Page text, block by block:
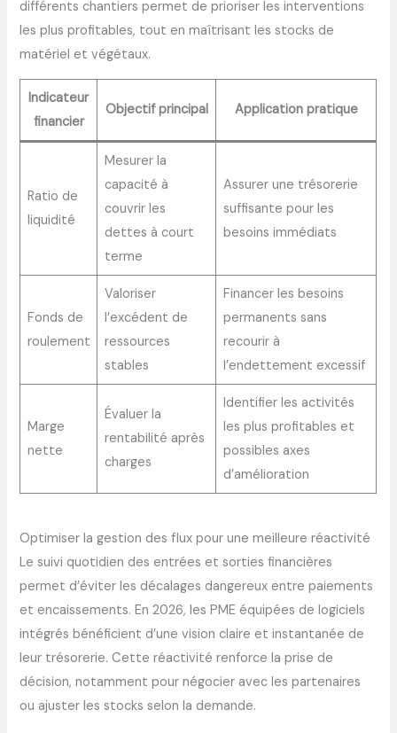
différents chantiers permet de prioriser les interventions
les plus profitables, tout en maîtrisant les stocks de
matériel et végétaux.
Indicateur
financier
Objectif principal Application pratique
Ratio de
liquidité
Mesurer la
capacité à
couvrir les
dettes à court
terme
Assurer une trésorerie
suffisante pour les
besoins immédiats
Fonds de
roulement
Valoriser
l’excédent de
ressources
stables
Financer les besoins
permanents sans
recourir à
l’endettement excessif
Marge
nette
Évaluer la
rentabilité après
charges
Identifier les activités
les plus profitables et
possibles axes
d’amélioration
Optimiser la gestion des flux pour une meilleure réactivité
Le suivi quotidien des entrées et sorties financières
permet d’éviter les décalages dangereux entre paiements
et encaissements. En 2026, les PME équipées de logiciels
intégrés bénéficient d’une vision claire et instantanée de
leur trésorerie. Cette réactivité renforce la prise de
décision, notamment pour négocier avec les partenaires
ou ajuster les stocks selon la demande.